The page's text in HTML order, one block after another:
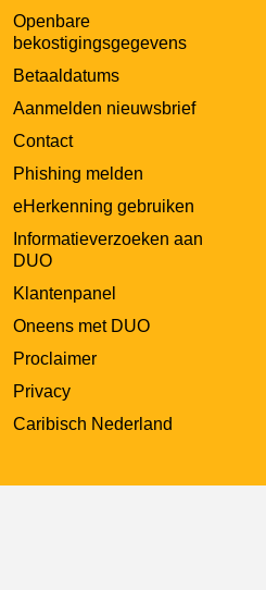
Openbare
bekostigingsgegevens
Betaaldatums
Aanmelden nieuwsbrief
Contact
Phishing melden
eHerkenning gebruiken
Informatieverzoeken aan
DUO
Klantenpanel
Oneens met DUO
Proclaimer
Privacy
Caribisch Nederland